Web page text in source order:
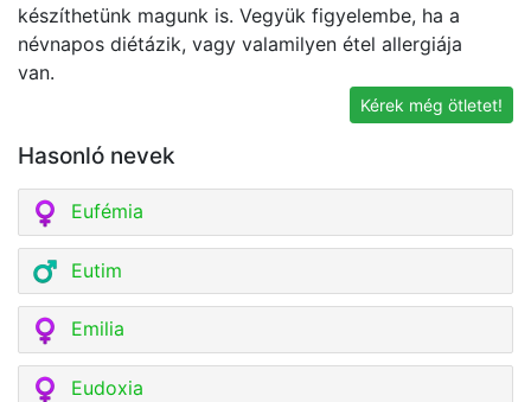
készíthetünk magunk is. Vegyük figyelembe, ha a
névnapos diétázik, vagy valamilyen étel allergiája
van.
Kérek még ötletet!
Hasonló nevek
Eufémia
Eutim
Emilia
Eudoxia